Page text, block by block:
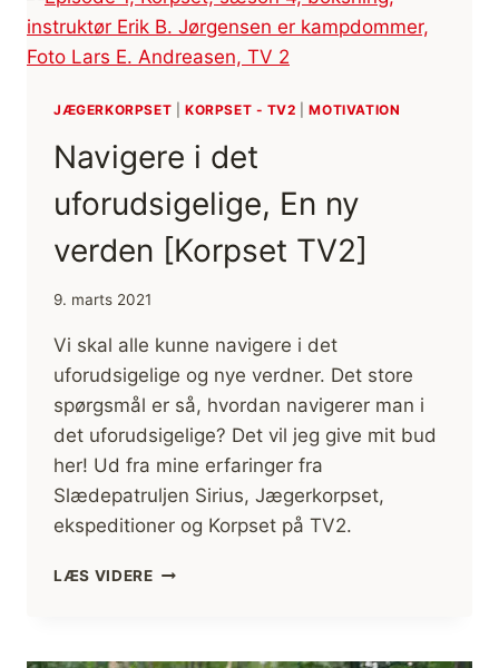
JÆGERKORPSET KORPSET - TV2 |MOTIVATION
Navigere i det
uforudsigelige, En ny
verden [Korpset TV2]
9. marts 2021
Vi skal alle kunne navigere i det
uforudsigelige og nye verdner. Det store
spørgsmål er så, hvordan navigerer man i
det uforudsigelige? Det vil jeg give mit bud
her! Ud fra mine erfaringer fra
Slædepatruljen Sirius, Jægerkorpset,
ekspeditioner og Korpset på TV2.
LÆS VIDERENAVIGERE
EN